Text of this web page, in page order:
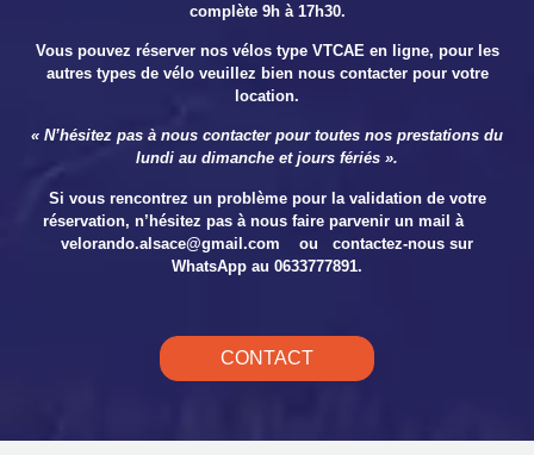
complète 9h à 17h30.
Vous pouvez réserver nos vélos type VTCAE en ligne, pour les
autres types de vélo veuillez bien nous contacter pour votre
location.
« N’hésitez pas à nous contacter pour toutes nos prestations du
lundi au dimanche et jours fériés ».
Si vous rencontrez un problème pour la validation de votre
réservation, n’hésitez pas à nous faire parvenir un mail à
velorando.alsace@gmail.com ou contactez-nous sur
WhatsApp au 0633777891.
CONTACT